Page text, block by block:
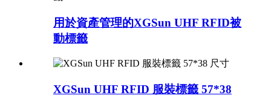
用於資產管理的XGSun UHF RFID被
動標籤
XGSun UHF RFID 服裝標籤 57*38